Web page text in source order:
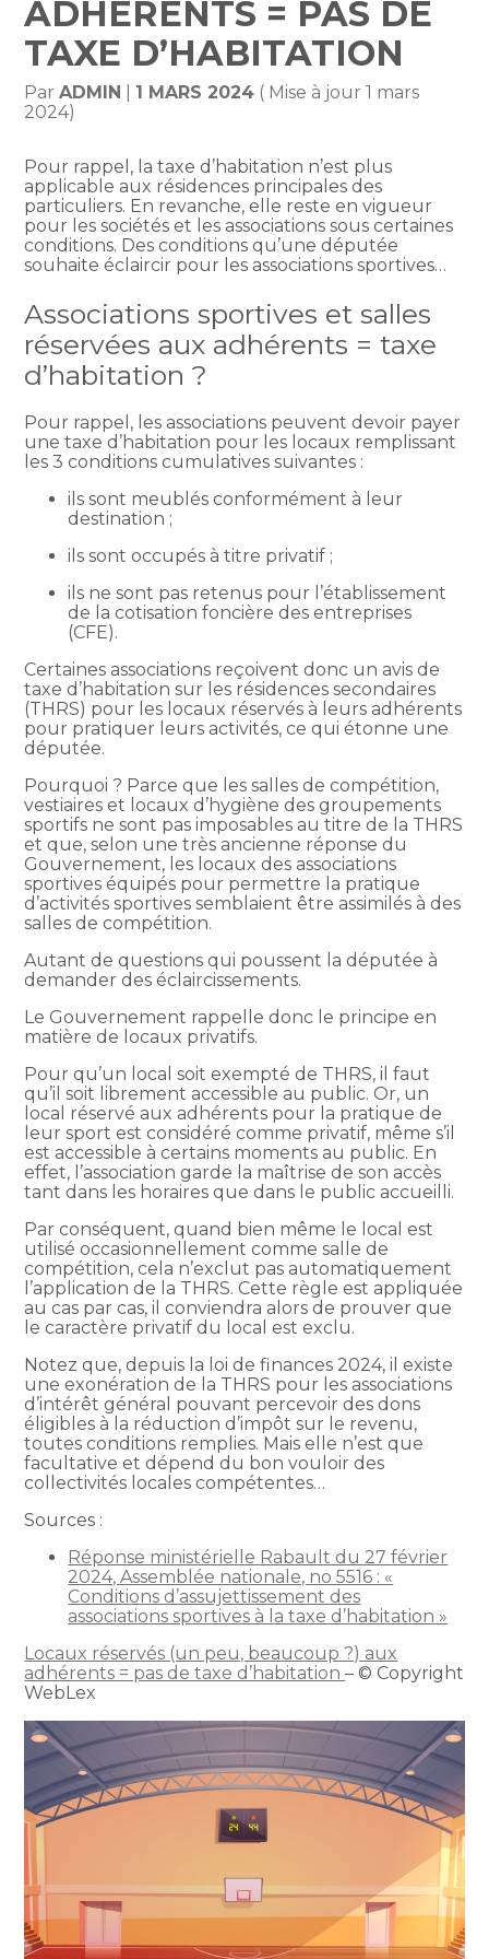
ADHÉRENTS = PAS DE
TAXE D’HABITATION
ParADMIN 1 MARS 2024 ( Mise à jour 1 mars
2024)
Pour rappel, la taxe d’habitation n’est plus
applicable aux résidences principales des
particuliers. En revanche, elle reste en vigueur
pour les sociétés et les associations sous certaines
conditions. Des conditions qu’une députée
souhaite éclaircir pour les associations sportives…
Associations sportives et salles
réservées aux adhérents = taxe
d’habitation ?
Pour rappel, les associations peuvent devoir payer
une taxe d’habitation pour les locaux remplissant
les 3 conditions cumulatives suivantes :
ils sont meublés conformément à leur
destination ;
ils sont occupés à titre privatif ;
ils ne sont pas retenus pour l’établissement
de la cotisation foncière des entreprises
(CFE).
Certaines associations reçoivent donc un avis de
taxe d’habitation sur les résidences secondaires
(THRS) pour les locaux réservés à leurs adhérents
pour pratiquer leurs activités, ce qui étonne une
députée.
Pourquoi ? Parce que les salles de compétition,
vestiaires et locaux d’hygiène des groupements
sportifs ne sont pas imposables au titre de la THRS
et que, selon une très ancienne réponse du
Gouvernement, les locaux des associations
sportives équipés pour permettre la pratique
d’activités sportives semblaient être assimilés à des
salles de compétition.
Autant de questions qui poussent la députée à
demander des éclaircissements.
Le Gouvernement rappelle donc le principe en
matière de locaux privatifs.
Pour qu’un local soit exempté de THRS, il faut
qu’il soit librement accessible au public. Or, un
local réservé aux adhérents pour la pratique de
leur sport est considéré comme privatif, même s’il
est accessible à certains moments au public. En
effet, l’association garde la maîtrise de son accès
tant dans les horaires que dans le public accueilli.
Par conséquent, quand bien même le local est
utilisé occasionnellement comme salle de
compétition, cela n’exclut pas automatiquement
l’application de la THRS. Cette règle est appliquée
au cas par cas, il conviendra alors de prouver que
le caractère privatif du local est exclu.
Notez que, depuis la loi de finances 2024, il existe
une exonération de la THRS pour les associations
d’intérêt général pouvant percevoir des dons
éligibles à la réduction d’impôt sur le revenu,
toutes conditions remplies. Mais elle n’est que
facultative et dépend du bon vouloir des
collectivités locales compétentes…
Sources :
Réponse ministérielle Rabault du 27 février
2024, Assemblée nationale, no 5516 : «
Conditions d’assujettissement des
associations sportives à la taxe d’habitation »
Locaux réservés (un peu, beaucoup ?) aux
adhérents = pas de taxe d’habitation– © Copyright
WebLex